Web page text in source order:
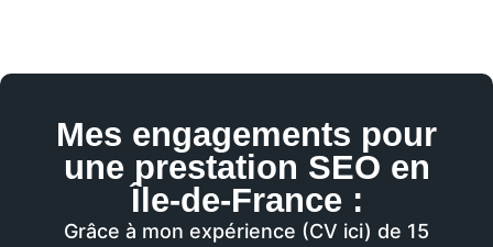
Mes engagements pour
une prestation SEO en
Île-de-France :
Grâce à mon expérience (CV ici) de 15